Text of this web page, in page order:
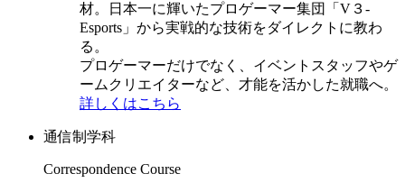
材。日本一に輝いたプロゲーマー集団「V３-
Esports」から実戦的な技術をダイレクトに教わ
る。
プロゲーマーだけでなく、イベントスタッフやゲ
ームクリエイターなど、才能を活かした就職へ。
詳しくはこちら
通信制学科
Correspondence Course